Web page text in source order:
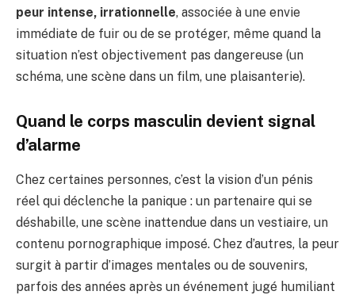
peur intense, irrationnelle, associée à une envie
immédiate de fuir ou de se protéger, même quand la
situation n’est objectivement pas dangereuse (un
schéma, une scène dans un film, une plaisanterie).
Quand le corps masculin devient signal
d’alarme
Chez certaines personnes, c’est la vision d’un pénis
réel qui déclenche la panique : un partenaire qui se
déshabille, une scène inattendue dans un vestiaire, un
contenu pornographique imposé. Chez d’autres, la peur
surgit à partir d’images mentales ou de souvenirs,
parfois des années après un événement jugé humiliant